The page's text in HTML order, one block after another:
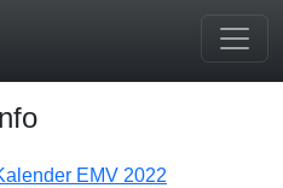
EMV 2022